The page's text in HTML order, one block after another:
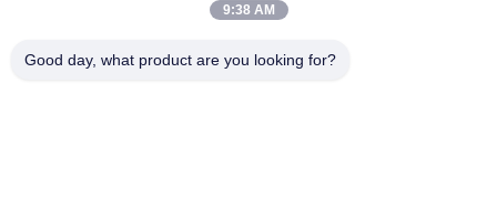
9:38 AM
Good day, what product are you looking for?